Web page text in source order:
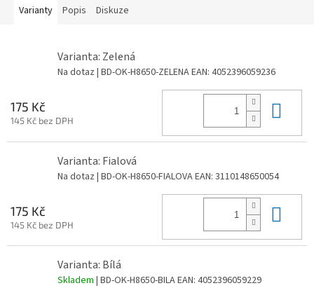
Varianty Popis Diskuze
Varianta: Zelená
Na dotaz | BD-OK-H8650-ZELENAEAN: 4052396059236
175 Kč
145 Kč bez DPH
Varianta: Fialová
Na dotaz | BD-OK-H8650-FIALOVAEAN: 3110148650054
175 Kč
145 Kč bez DPH
Varianta: Bílá
Skladem | BD-OK-H8650-BILAEAN: 4052396059229